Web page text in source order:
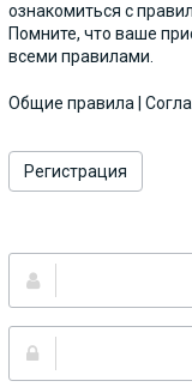
ознакомиться с
Помните, что ваше
всеми правилами.
Общие правила
Регистрация